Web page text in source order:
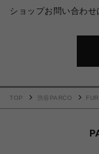
ショップお問い合わせ
TOP 渋谷PARCO